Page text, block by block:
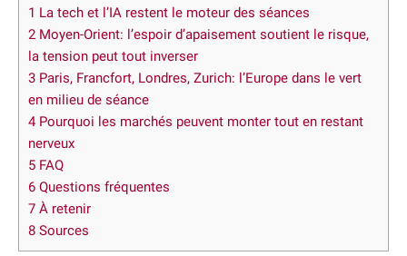
1 La tech et l’IA restent le moteur des séances
2 Moyen-Orient: l’espoir d’apaisement soutient le risque,
la tension peut tout inverser
3 Paris, Francfort, Londres, Zurich: l’Europe dans le vert
en milieu de séance
4 Pourquoi les marchés peuvent monter tout en restant
nerveux
5 FAQ
6 Questions fréquentes
7 À retenir
8 Sources